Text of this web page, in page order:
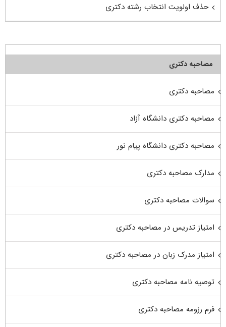
حذف اولویت انتخاب رشته دکتری
مصاحبه دکتری
مصاحبه دکتری
مصاحبه دکتری دانشگاه آزاد
مصاحبه دکتری دانشگاه پیام نور
مدارک مصاحبه دکتری
سوالات مصاحبه دکتری
امتیاز تدریس در مصاحبه دکتری
امتیاز مدرک زبان در مصاحبه دکتری
توصیه نامه مصاحبه دکتری
فرم رزومه مصاحبه دکتری